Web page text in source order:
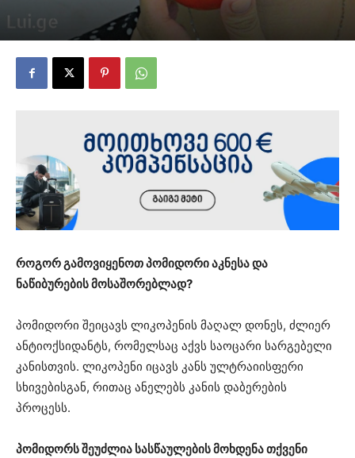
როგორ გამოვიყენოთ პომიდორი აკნესა და
ნაწიბურების მოსაშორებლად?
პომიდორი შეიცავს ლიკოპენის მაღალ დონეს, ძლიერ
ანტიოქსიდანტს, რომელსაც აქვს საოცარი სარგებელი
კანისთვის. ლიკოპენი იცავს კანს ულტრაიისფერი
სხივებისგან, რითაც ანელებს კანის დაბერების
პროცესს.
პომიდორს შეუძლია სასწაულების მოხდენა თქვენი